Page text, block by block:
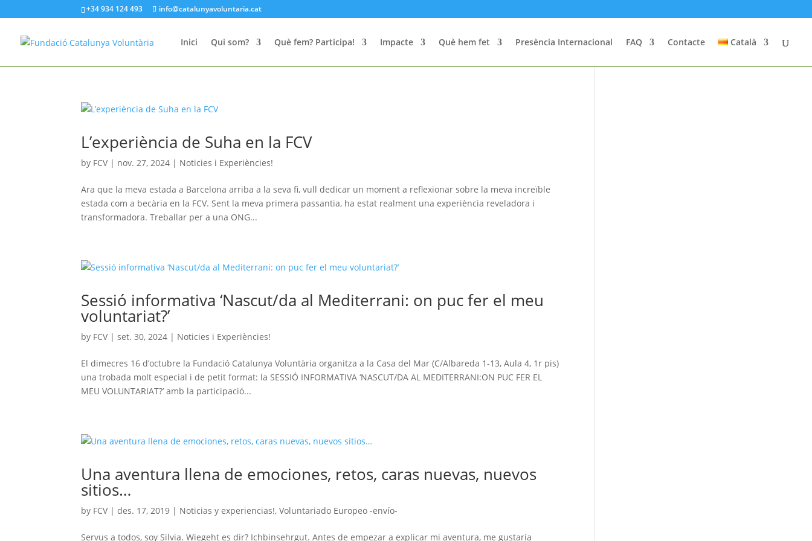
+34 934 124 493 info@catalunyavoluntaria.cat
Inici Qui som? Què fem? Participa! Impacte Què hem fet Presència Internacional FAQ Contacte Català
L’experiència de Suha en la FCV
by FCV | nov. 27, 2024 | Noticies i Experiències!
Ara que la meva estada a Barcelona arriba a la seva fi, vull dedicar un moment a reflexionar sobre la meva increïble
estada com a becària en la FCV. Sent la meva primera passantia, ha estat realment una experiència reveladora i
transformadora. Treballar per a una ONG...
Sessió informativa ‘Nascut/da al Mediterrani: on puc fer el meu
voluntariat?’
by FCV |set. 30, 2024 | Noticies i Experiències!
El dimecres 16 d’octubre la Fundació Catalunya Voluntària organitza a la Casa del Mar (C/Albareda 1-13, Aula 4, 1r pis)
una trobada molt especial i de petit format: la SESSIÓ INFORMATIVA ‘NASCUT/DA AL MEDITERRANI:ON PUC FER EL
MEU VOLUNTARIAT?’ amb la participació...
Una aventura llena de emociones, retos, caras nuevas, nuevos
sitios…
by FCV |des. 17, 2019 | Noticias y experiencias!,Voluntariado Europeo -envío-
Servus a todos, soy Silvia. Wiegeht es dir? Ichbinsehrgut. Antes de empezar a explicar mi aventura, me gustaría